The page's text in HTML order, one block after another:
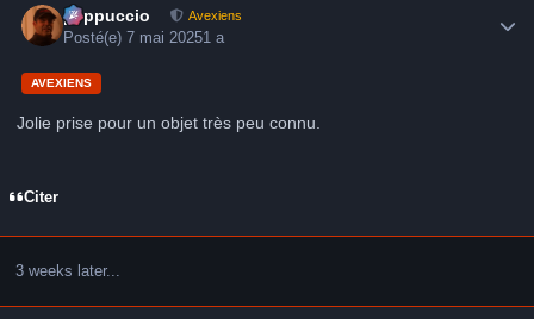
peppuccio Avexiens
Posté(e)7 mai 20251 a
AVEXIENS
Jolie prise pour un objet très peu connu.
Citer
3 weeks later...